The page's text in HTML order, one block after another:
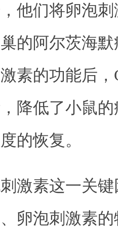
他们将卵泡
的阿尔茨海
素的功能后，
降低了小鼠
的恢复。
素这一关键
卵泡刺激素